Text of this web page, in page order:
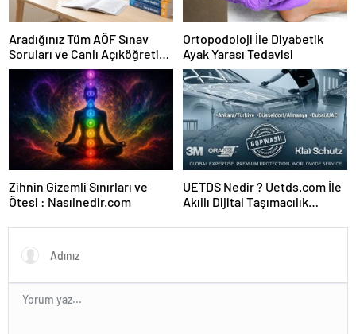
Aradığınız Tüm AÖF Sınav
Soruları ve Canlı Açıköğretim
Forumu Burada
Ortopodoloji İle Diyabetik
Ayak Yarası Tedavisi
Zihnin Gizemli Sınırları ve
Ötesi : Nasılnedir.com
UETDS Nedir ? Uetds.com İle
Akıllı Dijital Taşımacılık